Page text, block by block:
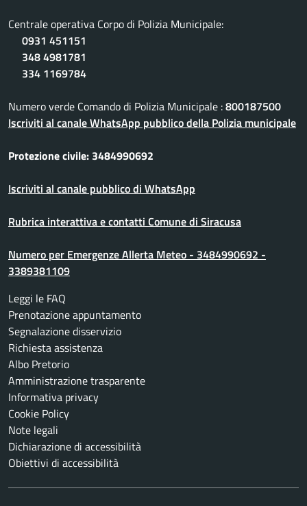
Centrale operativa Corpo di Polizia Municipale:
0931 451151
348 4981781
334 1169784
Numero verde Comando di Polizia Municipale :800187500
Iscriviti al canale WhatsApp pubblico della Polizia municipale
Protezione civile: 3484990692
Iscriviti al canale pubblico di WhatsApp
Rubrica interattiva e contatti Comune di Siracusa
Numero per Emergenze Allerta Meteo - 3484990692 -
3389381109
Leggi le FAQ
Prenotazione appuntamento
Segnalazione disservizio
Richiesta assistenza
Albo Pretorio
Amministrazione trasparente
Informativa privacy
Cookie Policy
Note legali
Dichiarazione di accessibilità
Obiettivi di accessibilità